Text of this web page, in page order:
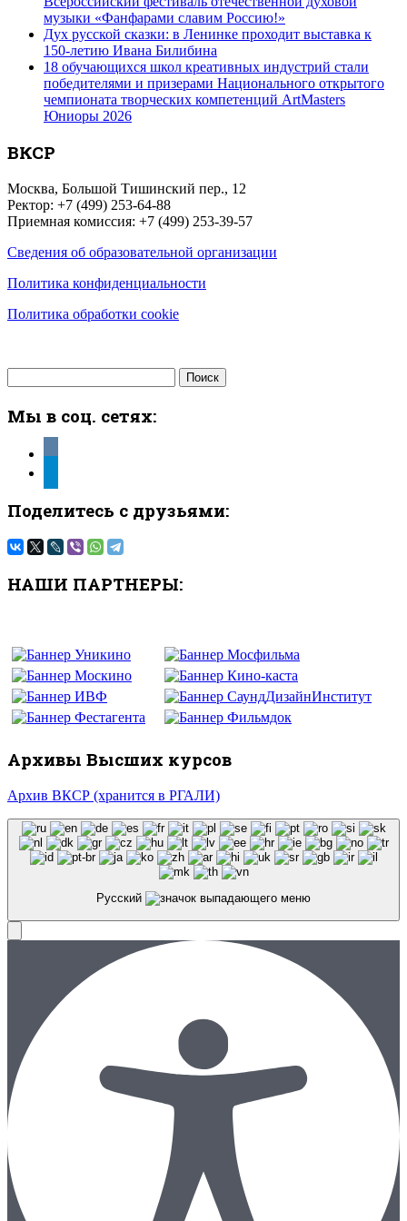
музыки «Фанфарами славим Россию!»
Дух русской сказки: в Ленинке проходит выставка к
150-летию Ивана Билибина
18 обучающихся школ креативных индустрий стали
победителями и призерами Национального открытого
чемпионата творческих компетенций ArtMasters
Юниоры 2026
ВКСР
Москва, Большой Тишинский пер., 12
Ректор: +7 (499) 253-64-88
Приемная комиссия: +7 (499) 253-39-57
Сведения об образовательной организации
Политика конфиденциальности
Политика обработки cookie
Мы в соц. сетях:
Поделитесь с друзьями:
НАШИ ПАРТНЕРЫ:
Архивы Высших курсов
Архив ВКСР (хранится в РГАЛИ)
Русский